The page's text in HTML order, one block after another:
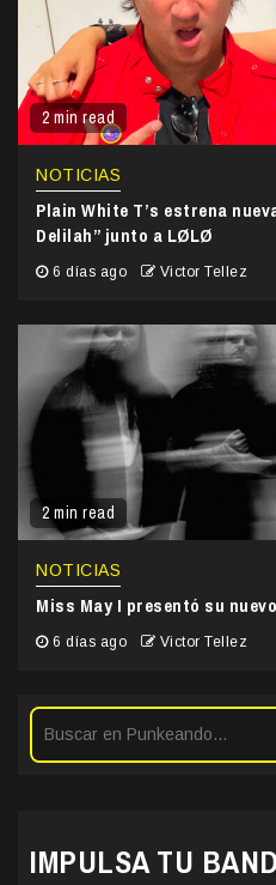
2 min read
NOTICIAS
Plain White T’s estrena
Delilah” junto a LØLØ
6 días ago Victor Tellez
2 min read
NOTICIAS
Miss May I presentó su
6 días ago Victor Tellez
IMPULSA TU